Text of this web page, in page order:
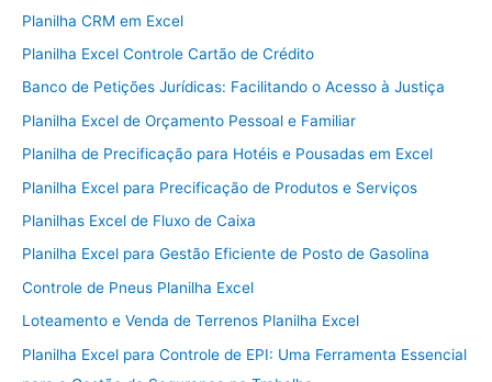
Planilha CRM em Excel
Planilha Excel Controle Cartão de Crédito
Banco de Petições Jurídicas: Facilitando o Acesso à Justiça
Planilha Excel de Orçamento Pessoal e Familiar
Planilha de Precificação para Hotéis e Pousadas em Excel
Planilha Excel para Precificação de Produtos e Serviços
Planilhas Excel de Fluxo de Caixa
Planilha Excel para Gestão Eficiente de Posto de Gasolina
Controle de Pneus Planilha Excel
Loteamento e Venda de Terrenos Planilha Excel
Planilha Excel para Controle de EPI: Uma Ferramenta Essencial